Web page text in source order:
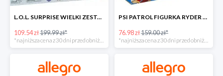
L.O.L. SURPRISE WIELKI ZESTAW NIESPODZIANKA 4 GRY -45%
109.54 zł199.99 zł*
PSI PATROL FIGURKA RYDER + QUAD POJAZD RATUNKOWY -51%
76.98 zł159.00 zł*